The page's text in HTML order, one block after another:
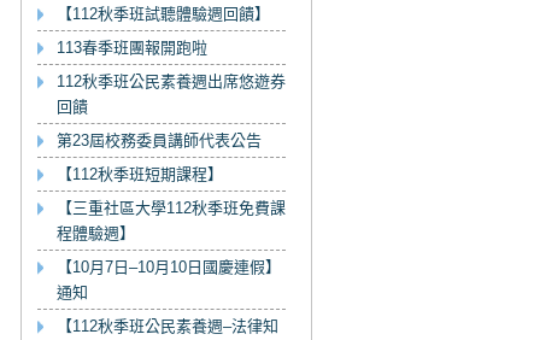
【112秋季班試聽體驗週回饋】
113春季班團報開跑啦
112秋季班公民素養週出席悠遊券
回饋
第23屆校務委員講師代表公告
【112秋季班短期課程】
【三重社區大學112秋季班免費課
程體驗週】
【10月7日–10月10日國慶連假】
通知
【112秋季班公民素養週–法律知